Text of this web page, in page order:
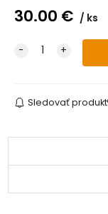
30.00 € ks
Sledovať produkt